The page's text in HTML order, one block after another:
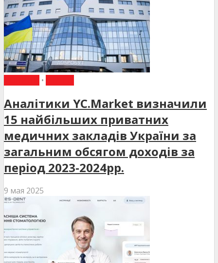
•
Аналітики YC.Market визначили
15 найбільших приватних
медичних закладів України за
загальним обсягом доходів за
період 2023-2024рр.
9 мая 2025